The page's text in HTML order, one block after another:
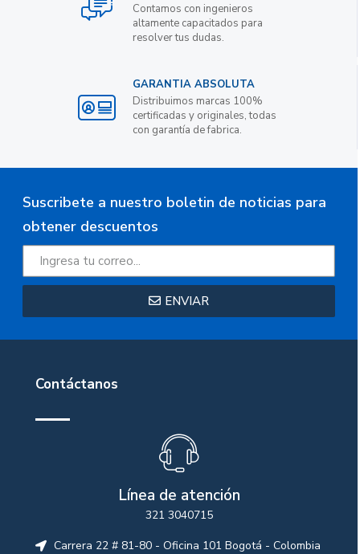
Contamos con ingenieros
altamente capacitados para
resolver tus dudas.
GARANTIA ABSOLUTA
Distribuimos marcas 100%
certificadas y originales, todas
con garantía de fabrica.
Suscribete a nuestro boletin de noticias para
obtener descuentos
ENVIAR
Contáctanos
Línea de atención
321 3040715
Carrera 22 # 81-80 - Oficina 101 Bogotá - Colombia